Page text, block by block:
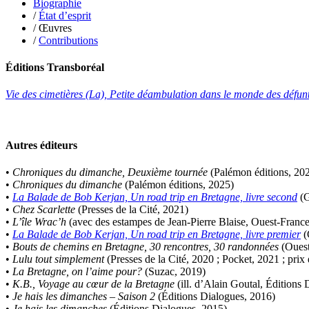
Figueras Raymond
Fisset Émeric
Fisset Christine
FitzGerald Edward
Fontaine Benoît
Foucard Marie
Fraisse Thomas
Garcia Antoine
Gaullier Tanneguy
Gauthier Yves
Gemme Pierre
Gendre Florence
Georis Stéphane
Gilbert Frédéric
Giry Julien
Goisque Thomas
Grange Florent
Gras Cédric
Griette Olivier
Biographie
/État d’esprit
/ Œuvres
/Contributions
Éditions Transboréal
Vie des cimetières (La), Petite déambulation dans le monde des
Autres éditeurs
• Chroniques du dimanche, Deuxième tournée (Palémon éditions,
• Chroniques du dimanche (Palémon éditions, 2025)
• La Balade de Bob Kerjan, Un road trip en Bretagne, livre second
• Chez Scarlette (Presses de la Cité, 2021)
• L’île Wrac’h (avec des estampes de Jean-Pierre Blaise, Ouest-
• La Balade de Bob Kerjan, Un road trip en Bretagne, livre premier
• Bouts de chemins en Bretagne, 30 rencontres, 30 randonnées
• Lulu tout simplement(Presses de la Cité, 2020 ; Pocket, 2021 ; prix
• La Bretagne, on l’aime pour? (Suzac, 2019)
• K.B., Voyage au cœur de la Bretagne (ill. d’Alain Goutal, Éditions
• Je hais les dimanches – Saison 2 (Éditions Dialogues, 2016)